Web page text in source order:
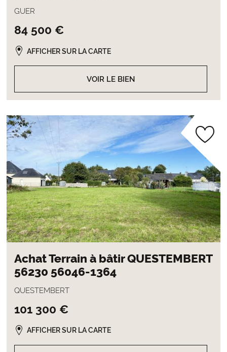
GUER
84 500 €
VOIR LE BIEN
AFFICHER SUR LA CARTE
Achat Terrain à bâtir QUESTEMBERT
56230 56046-1364
QUESTEMBERT
101 300 €
AFFICHER SUR LA CARTE